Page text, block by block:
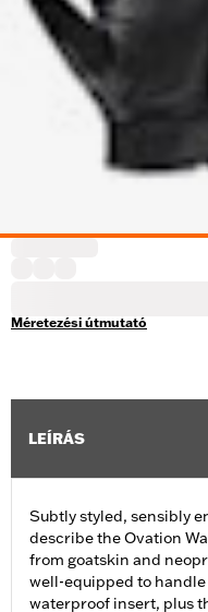
Méretezési útmutató
LEÍRÁS
Subtly styled, sensibly
describe the Ovation
from goatskin and
well-equipped to
waterproof insert, plus